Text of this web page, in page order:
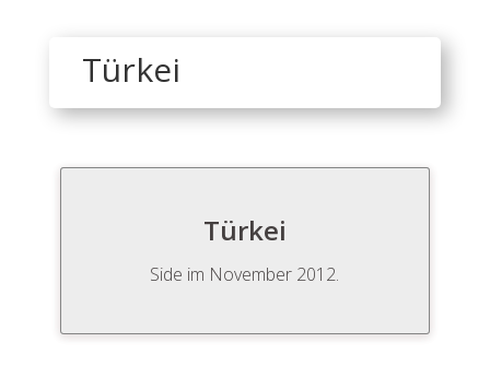
Türkei
Türkei
Side im November 2012.